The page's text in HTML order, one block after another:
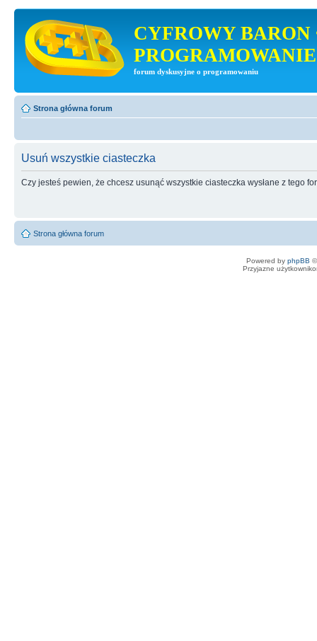
CYFROWY BARON
PROGRAMOWANIE
forum dyskusyjne o programowaniu
Strona główna forum
Usuń wszystkie ciasteczka
Czy jesteś pewien, że chcesz usunąć wszystkie ciasteczka wysłane z tego
Strona główna forum
Powered by phpBB
Przyjazne